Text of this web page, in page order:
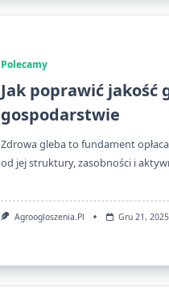
Polecamy
Jak poprawić jakość
gospodarstwie
Zdrowa gleba to fundament
od jej struktury, zasobności i
Agroogloszenia.pl Gru 21, 2025